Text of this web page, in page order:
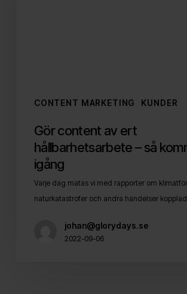
CONTENT MARKETING KUNDER
Gör content av ert
hållbarhetsarbete – så
igång
Varje dag matas vi med rapporter om
naturkatastrofer och andra händelser
johan@glorydays.se
2022-09-06